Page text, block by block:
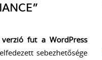
fut a WordPress
sebezhetősége